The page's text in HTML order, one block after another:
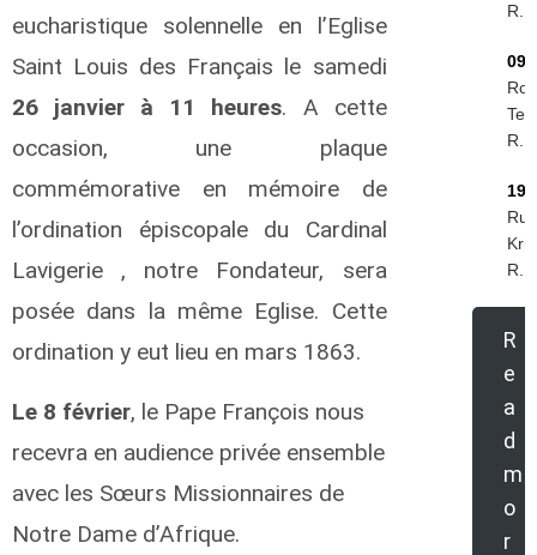
eucharistique solennelle en l’Eglise
Saint Louis des Français le samedi
26 janvier à 11 heures. A cette
occasion, une plaque
commémorative en mémoire de
l’ordination épiscopale du Cardinal
Lavigerie , notre Fondateur, sera
posée dans la même Eglise. Cette
ordination y eut lieu en mars 1863.
Le 8 février, le Pape François nous
recevra en audience privée ensemble
avec les Sœurs Missionnaires de
Notre Dame d’Afrique.
09/
19/
R
e
a
d
m
o
r